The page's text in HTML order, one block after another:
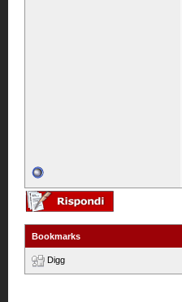
Bookmarks
Digg